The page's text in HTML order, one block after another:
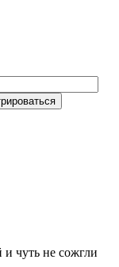
и чуть не сожгли